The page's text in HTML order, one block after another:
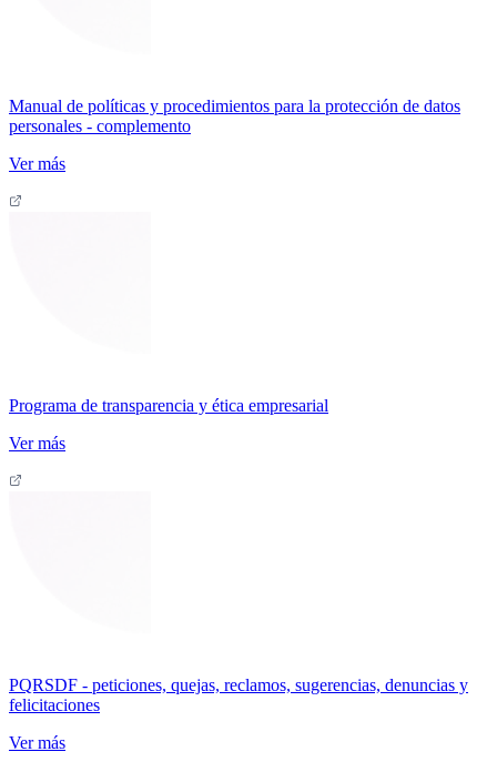
Manual de políticas y procedimientos para la protección de datos
personales - complemento
Ver más
Programa de transparencia y ética empresarial
Ver más
PQRSDF - peticiones, quejas, reclamos, sugerencias, denuncias y
felicitaciones
Ver más